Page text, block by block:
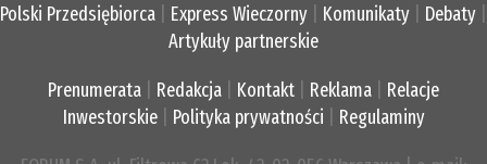
Polski Przedsiębiorca Express Wieczorny Komunikaty Debaty
Artykuły partnerskie
Prenumerata Redakcja Kontakt Reklama
Relacje
Inwestorskie| Polityka prywatności Regulaminy